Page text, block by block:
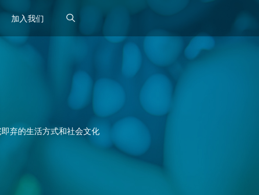
加入我们
弃的生活方式和社会文化